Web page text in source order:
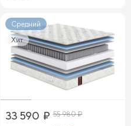
Средний
Хит
33 590 ₽ 55 980₽